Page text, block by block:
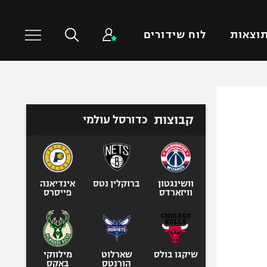
תוצאות לוח שידורים
טניס
כדורעף
אגרוף
ספורט אולימפי
קבוצות כדורסל עולמי
וושינגטון
וויזארדס
ברוקלין נטס
אינדיאנה
פייסרס
שיקגו בולס
שארלוט
הורנטס
מילווקי
באקס